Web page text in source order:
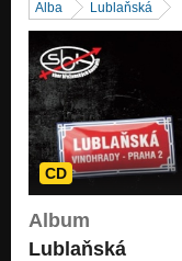
Alba Lublaňská
CD
Album
Lublaňská